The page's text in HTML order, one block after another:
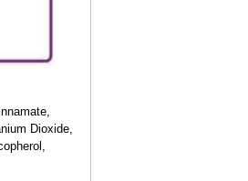
Dioxide,